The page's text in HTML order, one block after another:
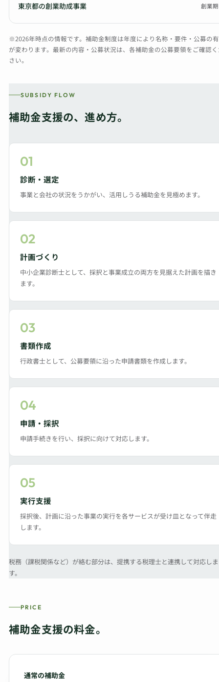
東京都の創業助成事業 創業期
※2026年時点の情報です。補助金制度は年度により名称・要件・公募の
が変わります。最新の内容・公募状況は、各補助金の公募要領をご確認
さい。
SUBSIDY FLOW
補助金支援の、進め方。
01
診断・選定
事業と会社の状況をうかがい、活用しうる補助金を見極めます。
02
計画づくり
中小企業診断士として、採択と事業成立の両方を見据えた計画を描き
ます。
03
書類作成
行政書士として、公募要領に沿った申請書類を作成します。
04
申請・採択
申請手続きを行い、採択に向けて対応します。
05
実行支援
採択後、計画に沿った事業の実行を各サービスが受け皿となって伴走
します。
税務（課税関係など）が絡む部分は、提携する税理士と連携して対応しま
す。
PRICE
補助金支援の料金。
通常の補助金